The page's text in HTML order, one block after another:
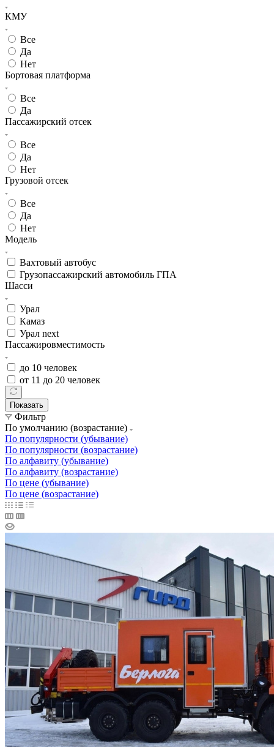
КМУ
Все
Да
Нет
Бортовая платформа
Все
Да
Пассажирский отсек
Все
Да
Нет
Грузовой отсек
Все
Да
Нет
Модель
Вахтовый автобус
Грузопассажирский автомобиль ГПА
Шасси
Урал
Камаз
Урал next
Пассажировместимость
до 10 человек
от 11 до 20 человек
Показать
Фильтр
По умолчанию (возрастание)
По популярности (убывание)
По популярности (возрастание)
По алфавиту (убывание)
По алфавиту (возрастание)
По цене (убывание)
По цене (возрастание)